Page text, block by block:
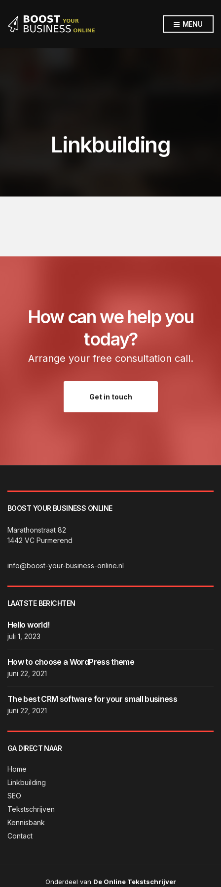
MENU
Linkbuilding
How can we help you
today?
Arrange your free consultation call.
Get in touch
BOOST YOUR BUSINESS ONLINE
Marathonstraat 82
1442 VC Purmerend
info@boost-your-business-online.nl
LAATSTE BERICHTEN
Hello world!
juli 1, 2023
How to choose a WordPress theme
juni 22, 2021
The best CRM software for your small business
juni 22, 2021
GA DIRECT NAAR
Home
Linkbuilding
SEO
Tekstschrijven
Kennisbank
Contact
Onderdeel van De Online Tekstschrijver